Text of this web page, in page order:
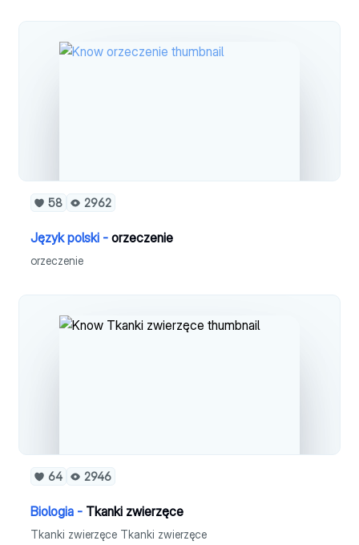
58 2962
Język polski - orzeczenie
orzeczenie
64 2946
Biologia - Tkanki zwierzęce
Tkanki zwierzęce Tkanki zwierzęce